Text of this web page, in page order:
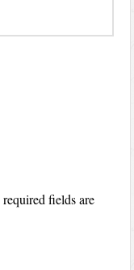
required fields are